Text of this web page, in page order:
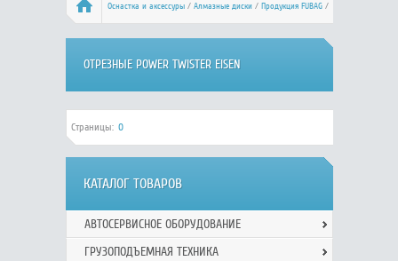
Оснастка и аксессуры/ Алмазные диски/ Продукция FUBAG/
Многофункциональные/ Отрезные Power Twister Eisen
ОТРЕЗНЫЕ POWER TWISTER EISEN
Страницы: 0
КАТАЛОГ ТОВАРОВ
АВТОСЕРВИСНОЕ ОБОРУДОВАНИЕ
ГРУЗОПОДЪЕМНАЯ ТЕХНИКА